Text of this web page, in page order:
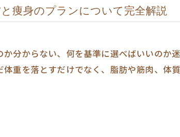
痩身のプランについて完全解説
分からない、何を基準に選べばいいのか
重を落とすだけでなく、脂肪や筋肉、体